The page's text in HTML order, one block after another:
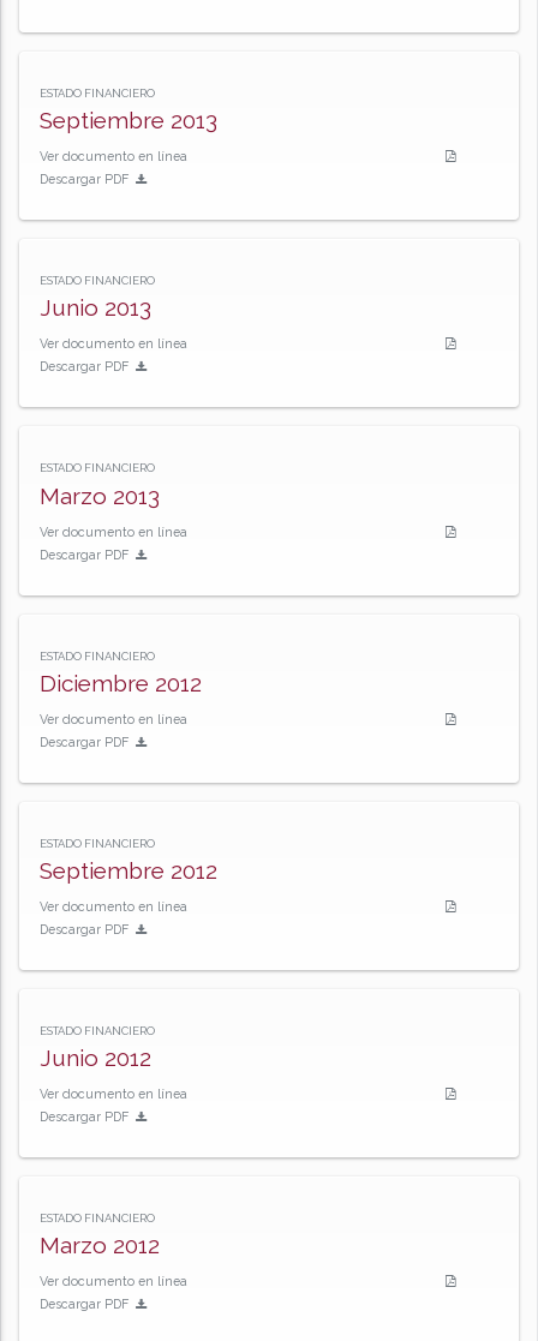
ESTADO FINANCIERO
Septiembre 2013
Ver documento en línea
Descargar PDF
ESTADO FINANCIERO
Junio 2013
Ver documento en línea
Descargar PDF
ESTADO FINANCIERO
Marzo 2013
Ver documento en línea
Descargar PDF
ESTADO FINANCIERO
Diciembre 2012
Ver documento en línea
Descargar PDF
ESTADO FINANCIERO
Septiembre 2012
Ver documento en línea
Descargar PDF
ESTADO FINANCIERO
Junio 2012
Ver documento en línea
Descargar PDF
ESTADO FINANCIERO
Marzo 2012
Ver documento en línea
Descargar PDF